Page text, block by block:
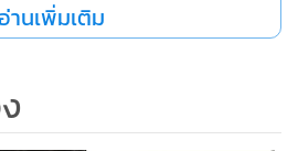
อ่านเพิ่มเติม